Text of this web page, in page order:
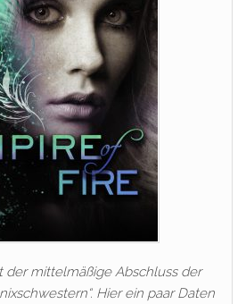
der mittelmäßige Abschluss der
Hier ein paar Daten